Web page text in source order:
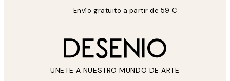
Envío gratuito a partir de 59 €
UNETE A NUESTRO MUNDO DE ARTE